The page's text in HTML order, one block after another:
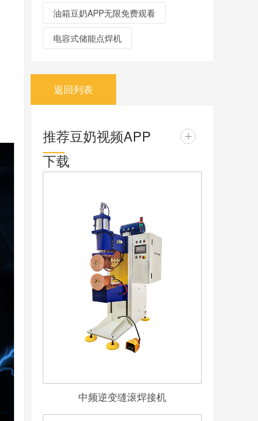
油箱豆奶APP无限免费观看
电容式储能点焊机
返回列表
推荐豆奶视频APP
下载
+
中频逆变缝滚焊接机